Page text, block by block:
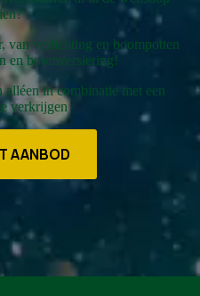
van verlichting en boompotten
en boomversiering!
in combinatie met een
verkrijgen
AANBOD